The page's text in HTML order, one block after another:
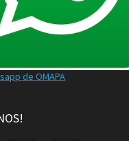
de OMAPA